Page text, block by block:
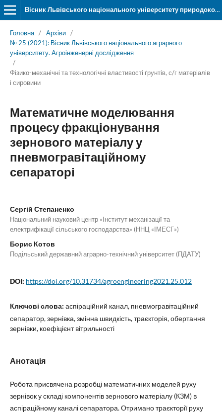
Вісник Львівського національного університету природокористування. Серія «Агроінженерні дослідження»
Головна / Архіви /
№ 25 (2021): Вісник Львівського національного аграрного
університету. Агроінженерні дослідження
/
Фізико-механічні та технологічні властивості ґрунтів, с/г матеріалів
і сировини
Математичне моделювання
процесу фракціонування
зернового матеріалу у
пневмогравітаційному
сепараторі
Сергій Степаненко
Національний науковий центр «Інститут механізації та
електрифікації сільського господарства» (ННЦ «ІМЕСГ»)
Борис Котов
Подільський державний аграрно-технічний університет (ПДАТУ)
DOI: https://doi.org/10.31734/agroengineering2021.25.012
Ключові слова: аспіраційний канал, пневмогравітаційний
сепаратор, зернівка, змінна швидкість, траєкторія, обертання
зернівки, коефіцієнт вітрильності
Анотація
Робота присвячена розробці математичних моделей руху
зернівок у складі компонентів зернового матеріалу (КЗМ) в
аспіраційному каналі сепаратора. Отримано траєкторії руху